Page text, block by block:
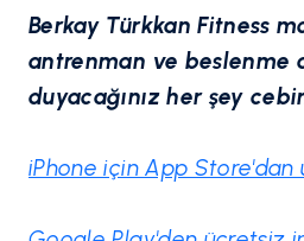
Berkay Türkkan Fitness
antrenman ve beslenme
duyacağınız her şey
iPhone için App Store'dan